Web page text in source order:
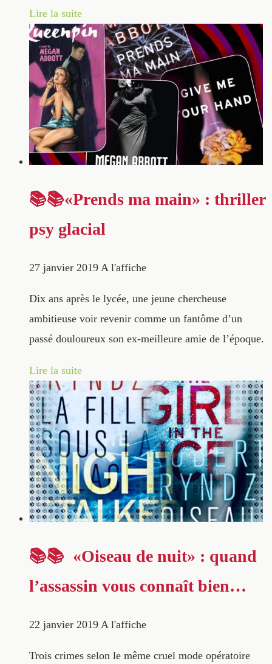
Lire la suite
📚📚«Prends ma main» : thriller
psy glacial
27 janvier 2019 A l'affiche
Dix ans après le lycée, une jeune chercheuse
ambitieuse voir revenir comme un fantôme d’un
passé douloureux son ex-meilleure amie de l’époque.
Lire la suite
📚📚 «Oiseau de nuit» : quand
l’assassin vous connaît bien…
22 janvier 2019 A l'affiche
Trois crimes selon le même cruel mode opératoire